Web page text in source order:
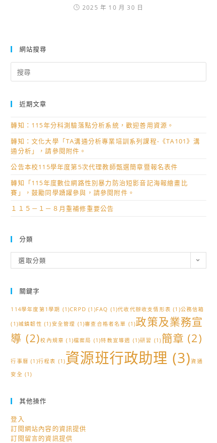
2025 年 10 月 30 日
網站搜尋
for:
近期文章
轉知：115年分科測驗落點分析系統，歡迎善用資源。
轉知：文化大學「TA溝通分析專業培訓系列課程-《TA101》溝
通分析」，請參閱附件。
公告本校115學年度第5次代理教師甄選簡章暨報名表件
轉知「115年度數位網路性別暴力防治短影音記海報繪畫比
賽」，鼓勵同學踴躍參與，請參閱附件。
１１５－１－８月重補修重要公告
分類
類
選取分類
關鍵字
114學年度第1學期 (1)CRPD (1)FAQ (1)代收代辦收支情形表 (1)公務信箱
(1)城鎮韌性 (1)安全管理 (1)審查合格者名單 (1)政策及業務宣
導 (2)校內規章 (1)檔案局 (1)特教宣導週 (1)研習 (1) 簡章 (2)
行事曆 (1)行程表 (1)資源班行政助理 (3)資通
安全 (1)
其他操作
登入
訂閱網站內容的資訊提供
訂閱留言的資訊提供